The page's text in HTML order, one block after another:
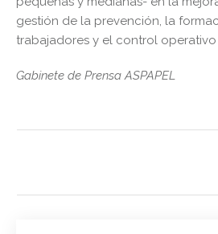
gestión de la prevención, la
trabajadores y el control operativo
Gabinete de Prensa ASPAPEL